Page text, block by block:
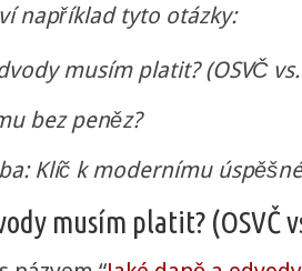
například tyto otázky:
musím platit? (OSVČ
bez peněz?
Klíč k modernímu
musím platit? (OSVČ